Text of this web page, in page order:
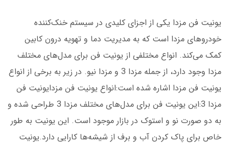
یونیت فن مزدا یکی از اجزای کلیدی در سیستم خنک‌کننده
خودروهای مزدا است که به مدیریت دما و تهویه درون کابین
کمک می‌کند. انواع مختلفی از یونیت فن برای مدل‌های مختلف
مزدا وجود دارد، از جمله مزدا 3 و مزدا نیو. در زیر به برخی از انواع
یونیت فن مزدا اشاره شده است:انواع یونیت فن مزدایونیت فن
مزدا 3:این یونیت فن برای مدل‌های مختلف مزدا 3 طراحی شده و
به دو صورت نو و استوک در بازار موجود است. این یونیت به طور
خاص برای پاک کردن آب و برف از شیشه‌ها کارایی دارد.یونیت